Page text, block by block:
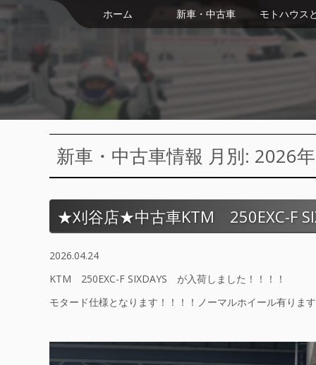
ホーム 新車・中古車 モトハウス
新車・中古車情報 月別: 2026
★刈谷店★中古車KTM 250EXC-F
2026.04.24
KTM 250EXC-F SIXDAYS が入荷しました！！！！
モタード仕様となります！！！！ノーマルホイール有りま